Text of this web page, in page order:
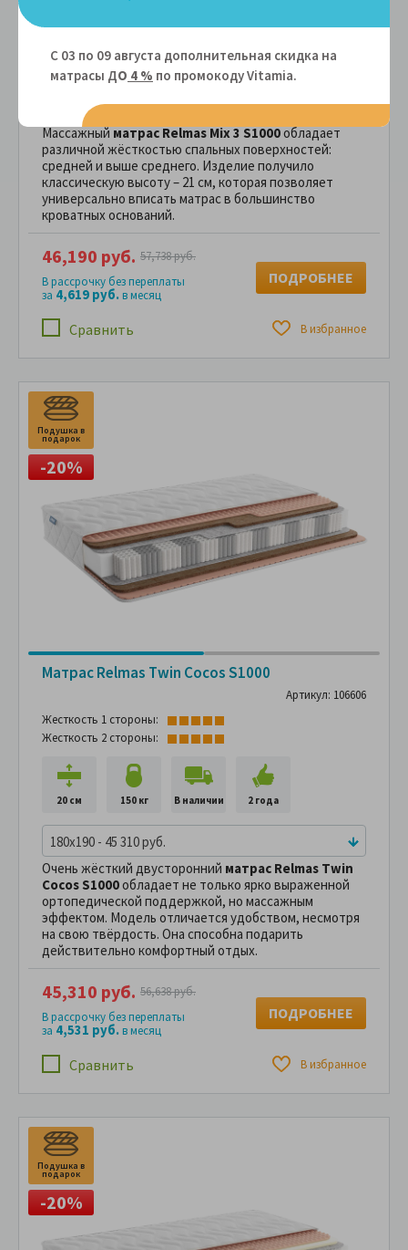
21 см 110 кг В наличии 2 года
180x190 - 46 190 руб.
Массажныйматрас Relmas Mix 3 S1000обладает
различной жёсткостью спальных поверхностей:
средней и выше среднего. Изделие получило
классическую высоту – 21 см, которая позволяет
универсально вписать матрас в большинство
кроватных оснований.
Сравнить В избранное
46,190 руб. 57,738 руб.
В рассрочку без переплаты
за 4,619 руб.в месяц
ПОДРОБНЕЕ
Подушка в
подарок
-20%
Матрас Relmas Twin Cocos S1000
Артикул: 106606
Жесткость 1 стороны:
Жесткость 2 стороны:
20 см 150 кг В наличии 2 года
180x190 - 45 310 руб.
Очень жёсткий двусторонний матрас Relmas Twin
Cocos S1000обладает не только ярко выраженной
ортопедической поддержкой, но массажным
эффектом. Модель отличается удобством, несмотря
на свою твёрдость. Она способна подарить
действительно комфортный отдых.
Сравнить В избранное
45,310 руб. 56,638 руб.
В рассрочку без переплаты
за 4,531 руб.в месяц
ПОДРОБНЕЕ
Подушка в
подарок
-20%
С 03 по 09 августа дополнительная скидка на
матрасы ДО 4 % по промокоду Vitamiа.